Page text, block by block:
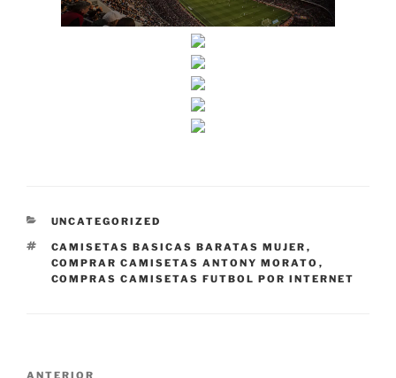
CATEGORÍAS
UNCATEGORIZED
ETIQUETAS
CAMISETAS BASICAS BARATAS MUJER ,
COMPRAR CAMISETAS ANTONY MORATO ,
COMPRAS CAMISETAS FUTBOL POR INTERNET
ANTERIOR